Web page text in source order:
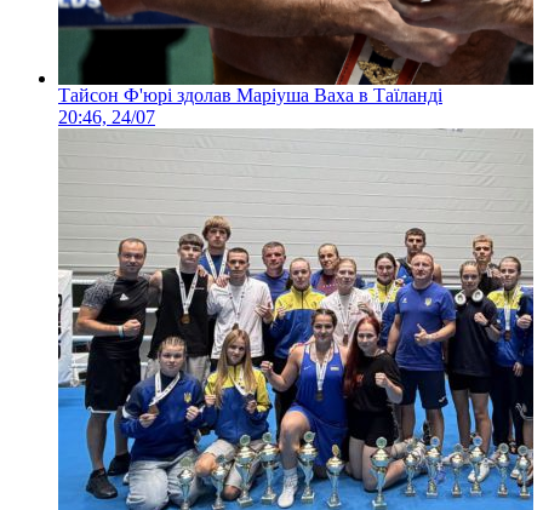
Тайсон Ф'юрі здолав Маріуша Ваха в Таїланді
20:46, 24/07